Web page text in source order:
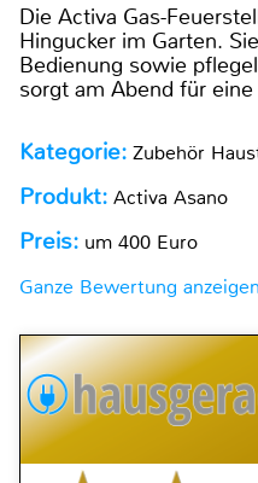
Die Activa Gas-
Hingucker im Garten.
Bedienung sowie
sorgt am Abend für
Kategorie: Zubehör
Produkt: Activa Asano
Preis: um 400 Euro
Ganze Bewertung anzeigen